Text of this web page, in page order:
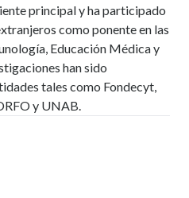
principal y ha participado
como ponente en las
Educación Médica y
han sido
tales como Fondecyt,
y UNAB.